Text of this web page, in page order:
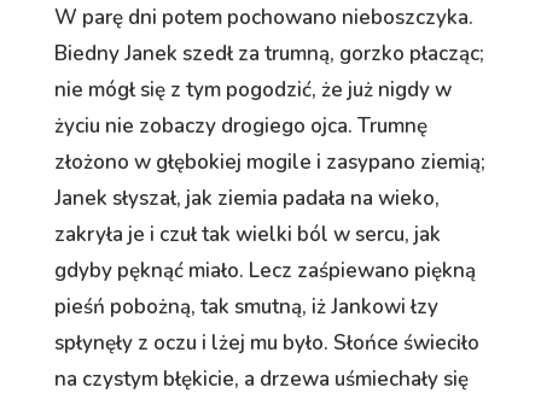
W parę dni potem pochowano nieboszczyka.
Biedny Janek szedł za trumną, gorzko płacząc;
nie mógł się z tym pogodzić, że już nigdy w
życiu nie zobaczy drogiego ojca. Trumnę
złożono w głębokiej mogile i zasypano ziemią;
Janek słyszał, jak ziemia padała na wieko,
zakryła je i czuł tak wielki ból w sercu, jak
gdyby pęknąć miało. Lecz zaśpiewano piękną
pieśń pobożną, tak smutną, iż Jankowi łzy
spłynęły z oczu i lżej mu było. Słońce świeciło
na czystym błękicie, a drzewa uśmiechały się